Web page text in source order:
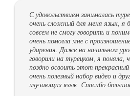
С удовольствием занималась
очень сложный для меня язык, я
совсем не смогу говорить и
очень помогла мне с
ударения. Даже на начальном
говорили на турецком, я поняла,
поздно освоить этот
очень полезный набор видео и
изучающих язык. Спасибо